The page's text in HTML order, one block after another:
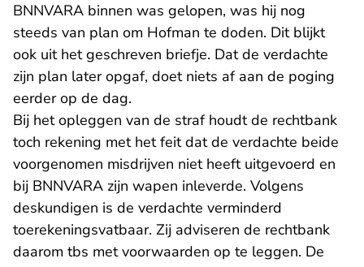
BNNVARA binnen was gelopen, was hij nog
steeds van plan om Hofman te doden. Dit blijkt
ook uit het geschreven briefje. Dat de verdachte
zijn plan later opgaf, doet niets af aan de poging
eerder op de dag.
Bij het opleggen van de straf houdt de rechtbank
toch rekening met het feit dat de verdachte beide
voorgenomen misdrijven niet heeft uitgevoerd en
bij BNNVARA zijn wapen inleverde. Volgens
deskundigen is de verdachte verminderd
toerekeningsvatbaar. Zij adviseren de rechtbank
daarom tbs met voorwaarden op te leggen. De